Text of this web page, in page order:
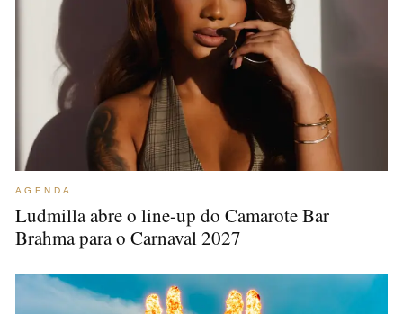
AGENDA
Ludmilla abre o line-up do Camarote Bar
Brahma para o Carnaval 2027